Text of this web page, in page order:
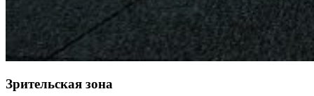
Зрительская зона